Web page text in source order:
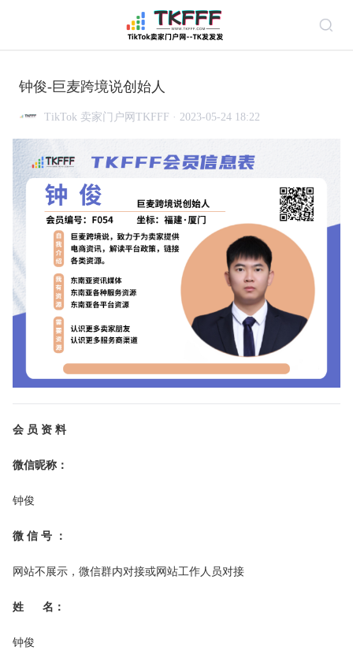
钟俊-巨麦跨境说创始人
TikTok 卖家门户网TKFFF · 2023-05-24 18:22
会 员 资 料
微信昵称：
钟俊
微 信 号 ：
网站不展示，微信群内对接或网站工作人员对接
姓 名：
钟俊